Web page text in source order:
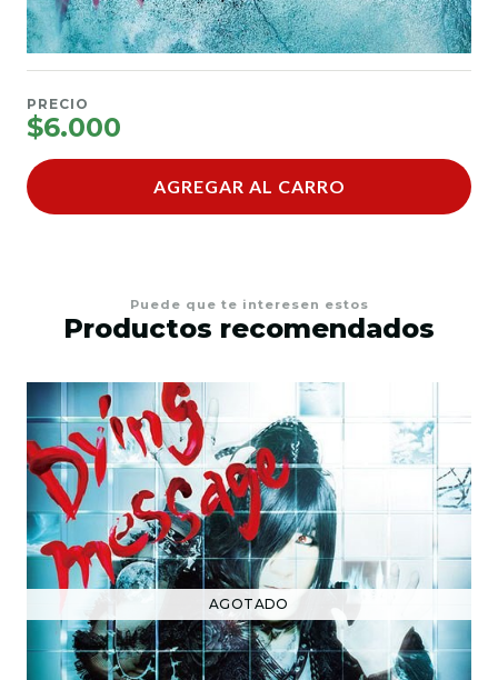
PRECIO
$6.000
AGREGAR AL CARRO
Puede que te interesen estos
Productos recomendados
AGOTADO